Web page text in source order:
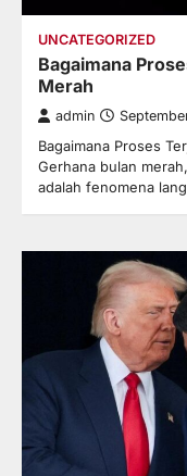
UNCATEGORIZED
Bagaimana
Merah
admin
Bagaimana Proses
Gerhana bulan
adalah fenomena